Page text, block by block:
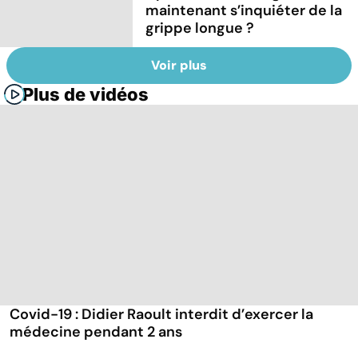
maintenant s’inquiéter de la
grippe longue ?
Voir plus
Plus de vidéos
Covid-19 : Didier Raoult interdit d’exercer la
médecine pendant 2 ans